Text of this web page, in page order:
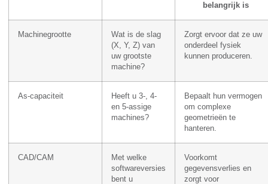
belangrijk is
Machinegrootte
Wat is de slag
(X, Y, Z) van
uw grootste
machine?
Zorgt ervoor dat ze uw
onderdeel fysiek
kunnen produceren.
As-capaciteit
Heeft u 3-, 4-
en 5-assige
machines?
Bepaalt hun vermogen
om complexe
geometrieën te
hanteren.
CAD/CAM
Met welke
softwareversies
bent u
Voorkomt
gegevensverlies en
zorgt voor